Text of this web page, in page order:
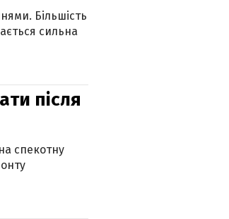
Більшість
сильна
після
спекотну